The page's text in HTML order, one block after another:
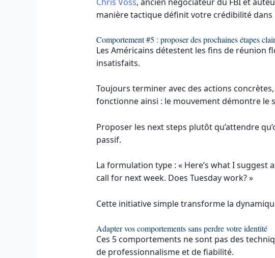
manière tactique définit votre crédibilité dans
Comportement #5 : proposer des prochaines étapes
Les Américains détestent les fins de réunion
insatisfaits.
Toujours terminer avec des actions
fonctionne ainsi : le mouvement démontre le
Proposer les next steps plutôt qu’attendre
passif.
La formulation type : « Here’s what I suggest
call for next week. Does Tuesday work? »
Cette initiative simple transforme la
Adapter vos comportements sans perdre votre identité
Ces 5 comportements ne sont pas des
de professionnalisme et de fiabilité.